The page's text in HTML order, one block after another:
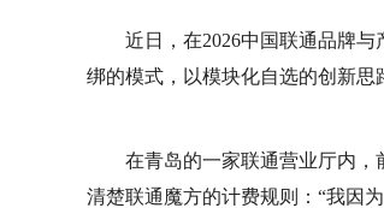
近日，在2026中国联通品牌
绑的模式，以模块化自选的创新思
在青岛的一家联通营业厅内
清楚联通魔方的计费规则：“我因